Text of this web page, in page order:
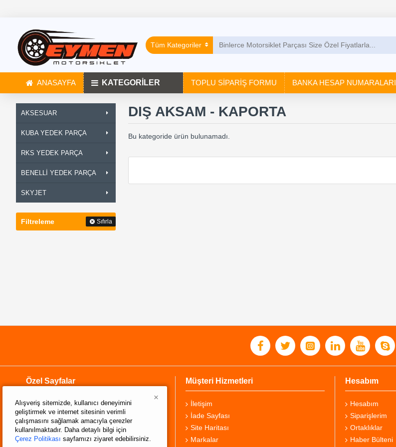
Tüm Kategoriler
ANASAYFA KATEGORİLER TOPLU SİPARİŞ FORMU BANKA HESAP NUMARALARI
AKSESUAR
KUBA YEDEK PARÇA
RKS YEDEK PARÇA
BENELLİ YEDEK PARÇA
SKYJET
Filtreleme Sıfırla
DIŞ AKSAM - KAPORTA
Bu kategoride ürün bulunamadı.
Özel Sayfalar
Hakkımızda
Teslimat Bilgisi
Gizlilik Sözleşmesi
Şartlar ve Koşullar
Müşteri Hizmetleri
İletişim
İade Sayfası
Site Haritası
Markalar
Hesabım
Hesabım
Siparişlerim
Ortaklıklar
Haber Bülteni
Alışveriş sitemizde, kullanıcı deneyimini
geliştirmek ve internet sitesinin verimli
çalışmasını sağlamak amacıyla çerezler
kullanılmaktadır. Daha detaylı bilgi için
Çerez Politikası sayfamızı ziyaret edebilirsiniz.
×